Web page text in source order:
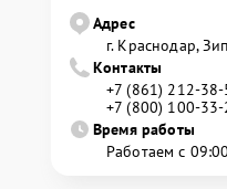
Адрес
г. Краснодар,
Контакты
+7 (861) 212-
+7 (800) 100-
Время работы
Работаем с